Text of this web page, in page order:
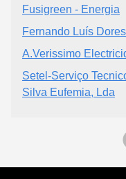
Fusigreen - Energia
Fernando Luís Dores
A.Verissimo
Setel-Serviço
Silva Eufemia, Lda